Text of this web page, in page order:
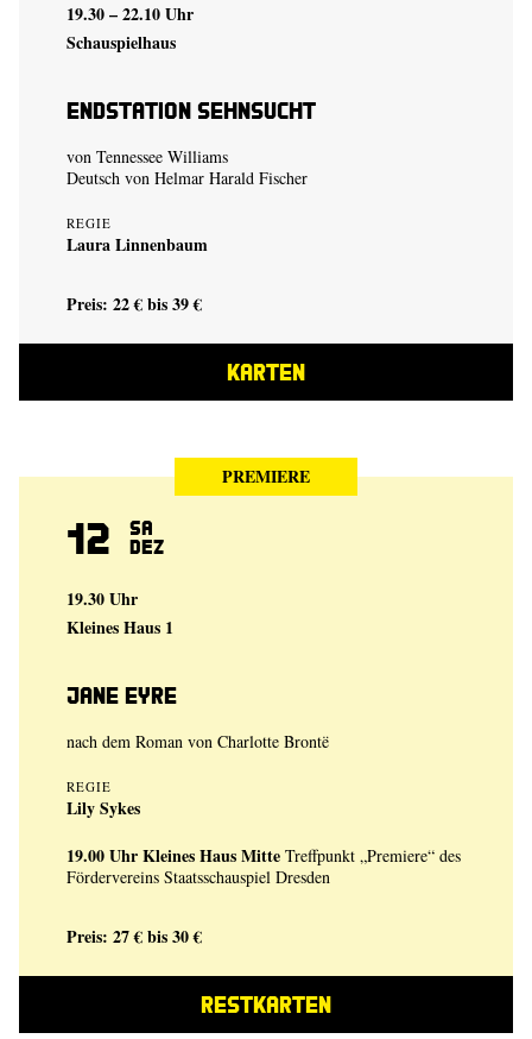
19.30 – 22.10 Uhr
Schauspielhaus
Endstation Sehnsucht
von Tennessee Williams
Deutsch von Helmar Harald Fischer
REGIE
Laura Linnenbaum
Preis: 22 € bis 39 €
KARTEN
PREMIERE
12 Sa
Dez
19.30 Uhr
Kleines Haus 1
Jane Eyre
nach dem Roman von Charlotte Brontë
REGIE
Lily Sykes
19.00 UhrKleines Haus Mitte Treffpunkt „Premiere“ des
Fördervereins Staatsschauspiel Dresden
Preis: 27 € bis 30 €
RESTKARTEN